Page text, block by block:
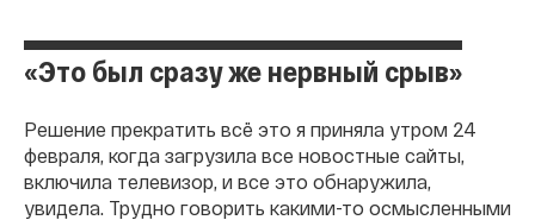
«Это был сразу же нервный срыв»
Решение прекратить всё это я приняла утром 24
февраля, когда загрузила все новостные сайты,
включила телевизор, и все это обнаружила,
увидела. Трудно говорить какими-то осмысленными